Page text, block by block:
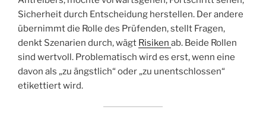
Sicherheit durch Entscheidung herstellen. Der andere
übernimmt die Rolle des Prüfenden, stellt Fragen,
denkt Szenarien durch, wägt Risiken ab. Beide Rollen
sind wertvoll. Problematisch wird es erst, wenn eine
davon als „zu ängstlich“ oder „zu unentschlossen“
etikettiert wird.